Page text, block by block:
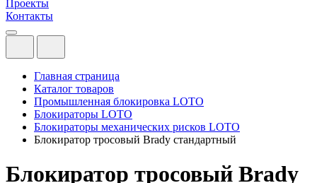
Проекты
Контакты
Главная страница
Каталог товаров
Промышленная блокировка LOTO
Блокираторы LOTO
Блокираторы механических рисков LOTO
Блокиратор тросовый Brady стандартный
Блокиратор тросовый Brady